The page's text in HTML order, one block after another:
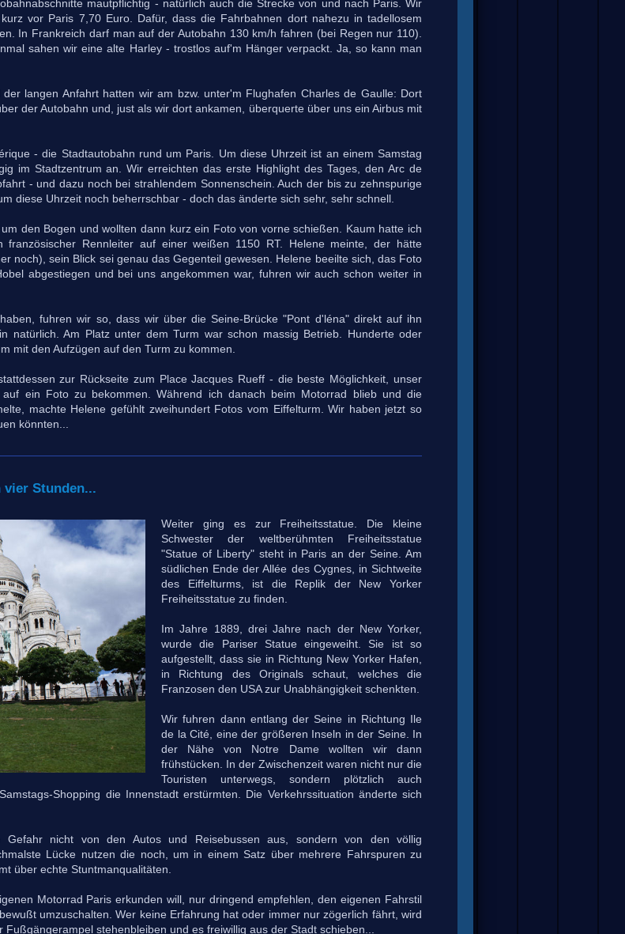
mautpflichtig - natürlich auch die Strecke von und nach Paris. Wir
vor Paris 7,70 Euro. Dafür, dass die Fahrbahnen dort nahezu in tadellosem
In Frankreich darf man auf der Autobahn 130 km/h fahren (bei Regen nur 110).
sahen wir eine alte Harley - trostlos auf'm Hänger verpackt. Ja, so kann man
langen Anfahrt hatten wir am bzw. unter'm Flughafen Charles de Gaulle: Dort
der Autobahn und, just als wir dort ankamen, überquerte über uns ein Airbus mit
- die Stadtautobahn rund um Paris. Um diese Uhrzeit ist an einem Samstag
im Stadtzentrum an. Wir erreichten das erste Highlight des Tages, den Arc de
- und dazu noch bei strahlendem Sonnenschein. Auch der bis zu zehnspurige
diese Uhrzeit noch beherrschbar - doch das änderte sich sehr, sehr schnell.
den Bogen und wollten dann kurz ein Foto von vorne schießen. Kaum hatte ich
Rennleiter auf einer weißen 1150 RT. Helene meinte, der hätte
noch), sein Blick sei genau das Gegenteil gewesen. Helene beeilte sich, das Foto
abgestiegen und bei uns angekommen war, fuhren wir auch schon weiter in
fuhren wir so, dass wir über die Seine-Brücke "Pont d'léna" direkt auf ihn
natürlich. Am Platz unter dem Turm war schon massig Betrieb. Hunderte oder
mit den Aufzügen auf den Turm zu kommen.
zur Rückseite zum Place Jacques Rueff - die beste Möglichkeit, unser
ein Foto zu bekommen. Während ich danach beim Motorrad blieb und die
machte Helene gefühlt zweihundert Fotos vom Eiffelturm. Wir haben jetzt so
könnten...
vier Stunden...
Weiter ging es zur Freiheitsstatue. Die kleine
Schwester der weltberühmten Freiheitsstatue
"Statue of Liberty" steht in Paris an der Seine. Am
südlichen Ende der Allée des Cygnes, in Sichtweite
des Eiffelturms, ist die Replik der New Yorker
Freiheitsstatue zu finden.
Im Jahre 1889, drei Jahre nach der New Yorker,
wurde die Pariser Statue eingeweiht. Sie ist so
aufgestellt, dass sie in Richtung New Yorker Hafen,
in Richtung des Originals schaut, welches die
Franzosen den USA zur Unabhängigkeit schenkten.
Wir fuhren dann entlang der Seine in Richtung Ile
de la Cité, eine der größeren Inseln in der Seine. In
der Nähe von Notre Dame wollten wir dann
frühstücken. In der Zwischenzeit waren nicht nur die
Touristen unterwegs, sondern plötzlich auch
Shopping die Innenstadt erstürmten. Die Verkehrssituation änderte sich
Gefahr nicht von den Autos und Reisebussen aus, sondern von den völlig
Lücke nutzen die noch, um in einem Satz über mehrere Fahrspuren zu
über echte Stuntmanqualitäten.
Motorrad Paris erkunden will, nur dringend empfehlen, den eigenen Fahrstil
umzuschalten. Wer keine Erfahrung hat oder immer nur zögerlich fährt, wird
stehenbleiben und es freiwillig aus der Stadt schieben...